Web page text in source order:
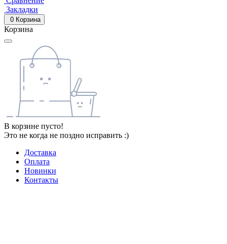
Закладки
0 Корзина
Корзина
В корзине пусто!
Это не когда не поздно исправить :)
Доставка
Оплата
Новинки
Контакты